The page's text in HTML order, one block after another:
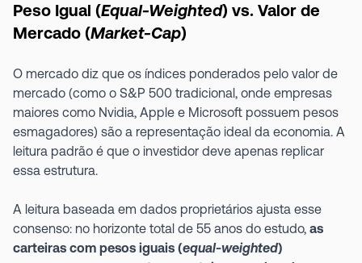
Peso Igual (Equal-Weighted) vs. Valor de
Mercado (Market-Cap)
O mercado diz que os índices ponderados pelo valor de
mercado (como o S&P 500 tradicional, onde empresas
maiores como Nvidia, Apple e Microsoft possuem pesos
esmagadores) são a representação ideal da economia. A
leitura padrão é que o investidor deve apenas replicar
essa estrutura.
A leitura baseada em dados proprietários ajusta esse
consenso: no horizonte total de 55 anos do estudo, as
carteiras com pesos iguais (equal-weighted)